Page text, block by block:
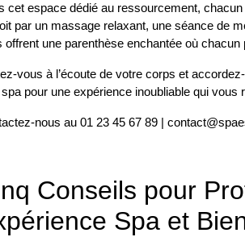
cet espace dédié au ressourcement,
par un massage relaxant, une séance de
offrent une parenthèse enchantée où
vous à l’écoute de votre corps et
spa pour une expérience inoubliable qui vous
nous au 01 23 45 67 89 |
Conseils pour
Spa et